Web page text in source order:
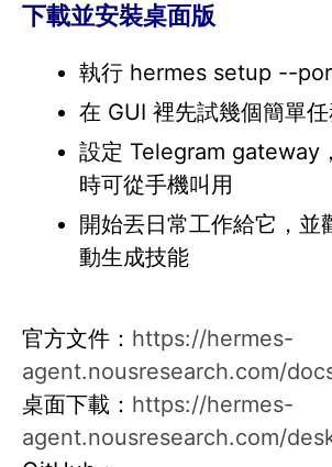
下載並安裝桌面版
執行 hermes setup --
在 GUI 裡先試幾個簡單
設定 Telegram gateway
時可從手機叫用
開始丟日常工作給它，並
動生成技能
官方文件： https://hermes-
agent.nousresearch.com/
桌面下載： https://hermes-
agent.nousresearch.com/